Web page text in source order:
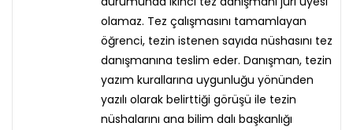
olamaz. Tez çalışmasını tamamlayan
öğrenci, tezin istenen sayıda nüshasını tez
danışmanına teslim eder. Danışman, tezin
yazım kurallarına uygunluğu yönünden
yazılı olarak belirttiği görüşü ile tezin
nüshalarını ana bilim dalı başkanlığı